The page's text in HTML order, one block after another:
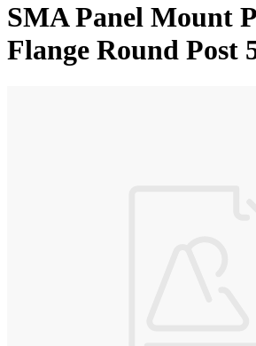
SMA Panel Mount
Flange Round Post